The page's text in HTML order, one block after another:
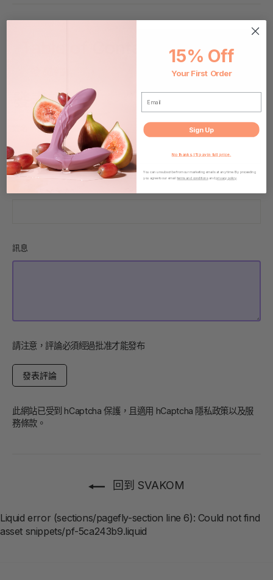
分
推
上
發表評論
訊息
請注意，評論必須經過批准才能發布
發
此網站已受到 hCaptcha 保護，且適用 hCaptcha 隱私政策以及服
務條款。
回到 SVAKOM
Liquid error (sections/pagefly-section line 6): Could not find
asset snippets/pf-5ca243b9.liquid
15% Off
Your First Order
Sign Up
No thanks, I'll pay in full price.
You can unsubscribe from our marketing emails at any time. By proceeding
you agree to our email terms and conditionsandprivacy policy